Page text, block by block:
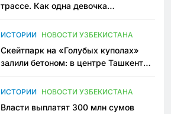
трассе. Как одна девочка
Узбекистане
ИСТОРИИ НОВОСТИ УЗБЕКИСТАНА
Скейтпарк на «Голубых куполах»
залили бетоном: в центре Ташкента
пространство
ИСТОРИИ НОВОСТИ УЗБЕКИСТАНА
Власти выплатят 300 млн сумов